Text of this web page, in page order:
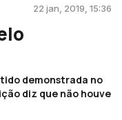
22 jan, 2019, 15:36
demonstrada no
diz que não houve